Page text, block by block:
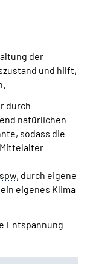
der
und hilft,
durch
natürlichen
sodass die
durch eigene
eigenes Klima
Entspannung